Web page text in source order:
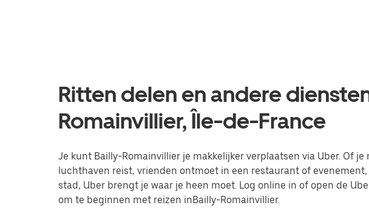
Ritten delen en andere
Romainvillier, Île-de-France
Je kunt Bailly-Romainvillier je makkelijker verplaatsen via Uber. Of
luchthaven reist, vrienden ontmoet in een restaurant of
stad, Uber brengt je waar je heen moet. Log online in of open de
om te beginnen met reizen inBailly-Romainvillier.